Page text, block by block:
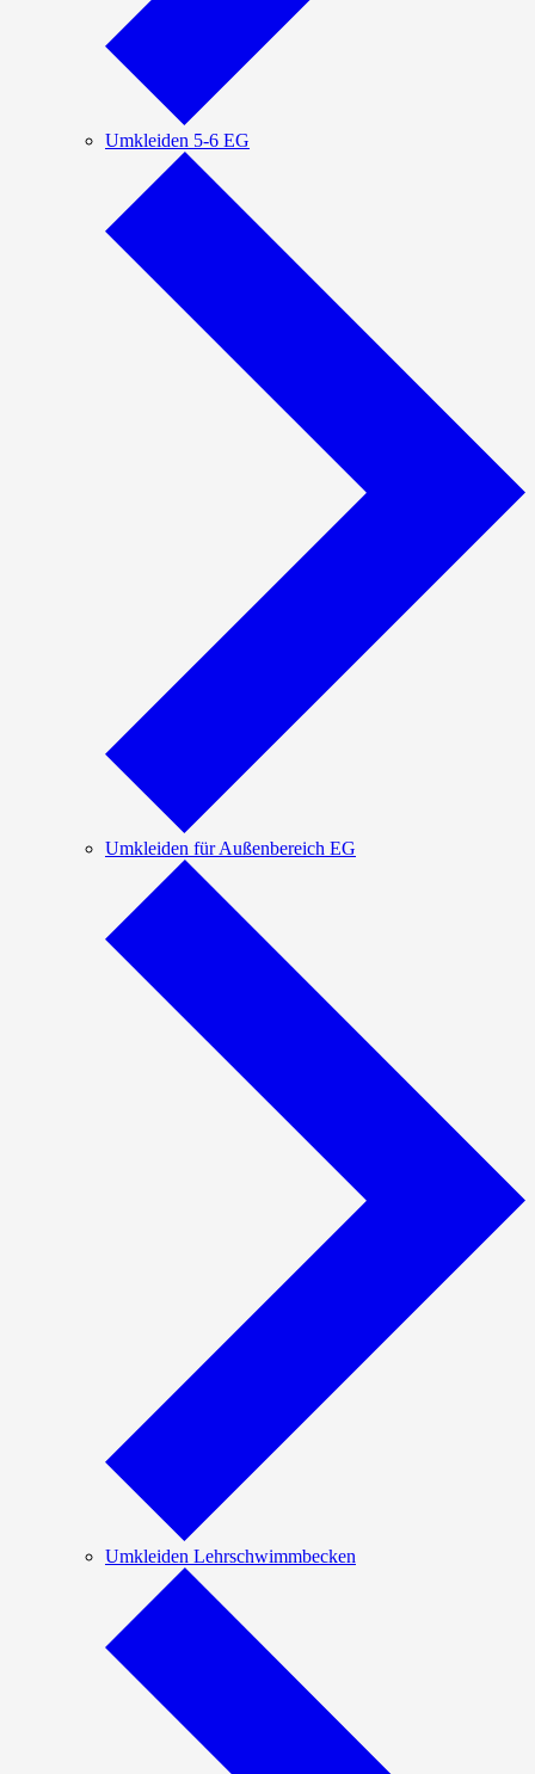
Umkleiden 5-6 EG
Umkleiden für Außenbereich EG
Umkleiden Lehrschwimmbecken